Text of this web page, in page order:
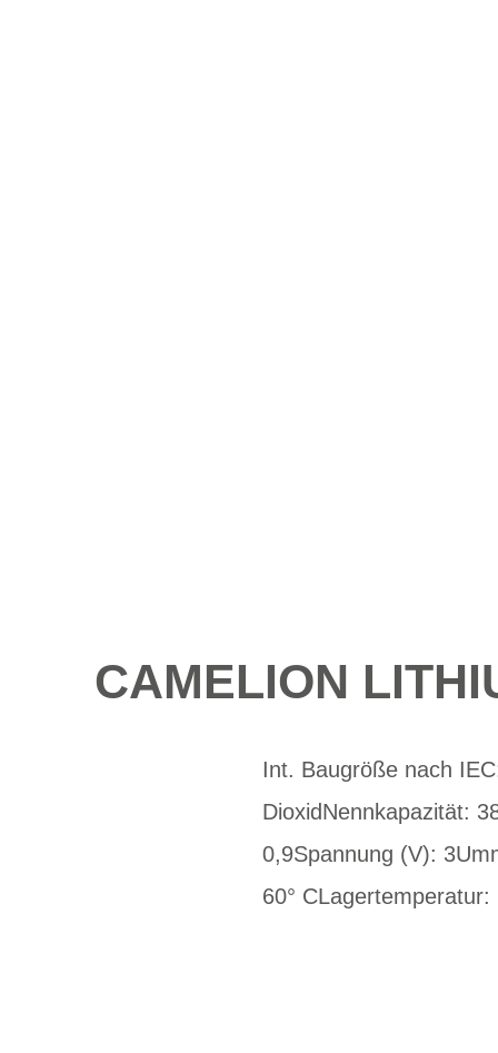
CAMELION
Int. Baugröße nach
DioxidNennkapazität:
0,9Spannung (V):
60°